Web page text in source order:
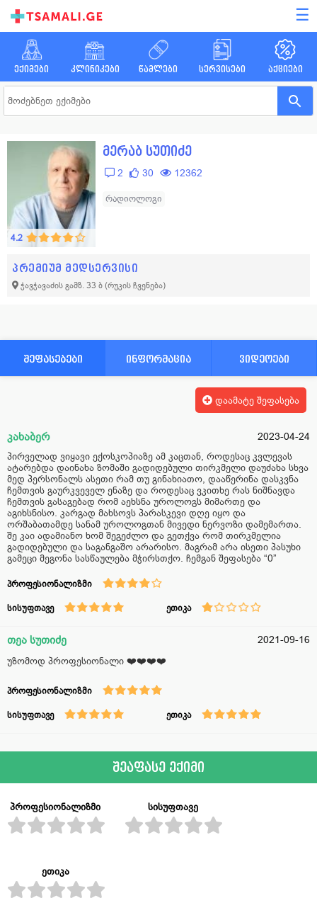
☰
ექიმები კლინიკები წამლები სერვისები აქციები
4.2
მერაბ სუთიძე
2 30 12362
რადიოლოგი
პრემიუმ მედსერვისი
ჭავჭავაძის გამზ. 33 ბ (რუკის ჩვენება)
შეფასებები ინფორმაცია ვიდეოები
დაამატე შეფასება
კახაბერ
2023-04-24
პირველად ვიყავი ექოსკოპიაზე ამ კაცთან, როდესაც კვლევას
ატარებდა დაინახა ზომაში გადიდებული თირკმელი დაუძახა სხვა
მედ პერსონალს ასეთი რამ თუ გინახიათო, დააწერინა დასკვნა
ჩემთვის გაურკვეველ ენაზე და როდესაც ვკითხე რას ნიშნავდა
ჩემთვის გასაგებად რომ აეხსნა უროლოგს მიმართე და
აგიხსნისო. კარგად მახსოვს პარასკევი დღე იყო და
ორშაბათამდე სანამ უროლოგთან მივედი ნერვოზი დამემართა.
შე კაი ადამიანო ხომ შეგეძლო და გეთქვა რომ თირკმელია
გადიდებული და საგანგაშო არარისო. მაგრამ არა ისეთი პასუხი
გამეცი მეგონა სასწაულება მჭირსთქო. ჩემგან შეფასება “0”
პროფესიონალიზმი
სისუფთავე ეთიკა
თეა სუთიძე
2021-09-16
უზომოდ პროფესიონალი ❤️❤️❤️❤️
პროფესიონალიზმი
სისუფთავე ეთიკა
შეაფასე ექიმი
პროფესიონალიზმი სისუფთავე
ეთიკა